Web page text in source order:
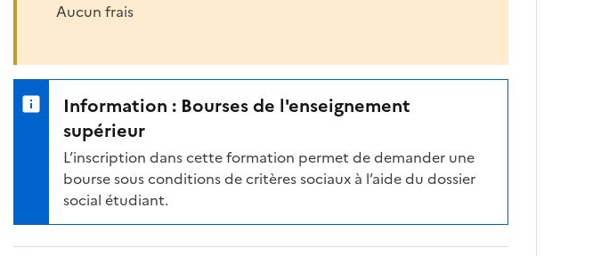
Aucun frais
Information : Bourses de l'enseignement
supérieur
L’inscription dans cette formation permet de demander une
bourse sous conditions de critères sociaux à l’aide du dossier
social étudiant.